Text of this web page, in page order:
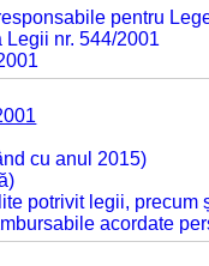
pentru
nr. 544/2001
cu anul 2015)
potrivit legii, precum
acordate